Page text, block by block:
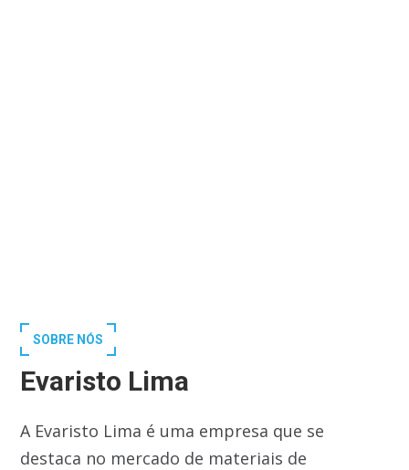
SOBRE NÓS
Evaristo Lima
A Evaristo Lima é uma empresa que se
destaca no mercado de materiais de